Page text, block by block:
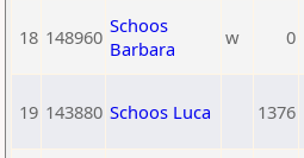
18 148960 Schoos
Barbara
w 0
19 143880 Schoos Luca 1376